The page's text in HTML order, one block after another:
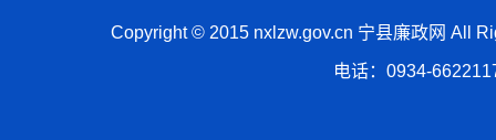
Copyright © 2015 nxlzw.gov.cn 宁县廉政网 All
电话：0934-